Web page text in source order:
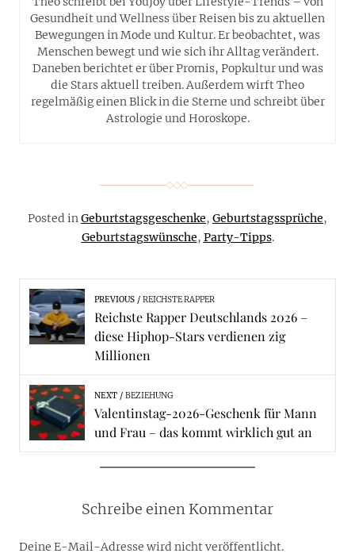
Gesundheit und Wellness über Reisen bis zu aktuellen
Bewegungen in Mode und Kultur. Er beobachtet, was
Menschen bewegt und wie sich ihr Alltag verändert.
Daneben berichtet er über Promis, Popkultur und was
die Stars aktuell treiben. Außerdem wirft Theo
regelmäßig einen Blick in die Sterne und schreibt über
Astrologie und Horoskope.
Posted inGeburtstagsgeschenke, Geburtstagssprüche,
Geburtstagswünsche, Party-Tipps.
PREVIOUS REICHSTE RAPPER
Reichste Rapper Deutschlands 2026 –
diese Hiphop-Stars verdienen zig
Millionen
NEXT BEZIEHUNG
Valentinstag-2026-Geschenk für Mann
und Frau – das kommt wirklich gut an
Schreibe einen Kommentar
Deine E-Mail-Adresse wird nicht veröffentlicht.